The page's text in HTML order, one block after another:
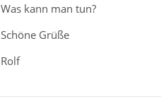
Was kann man tun?
Schöne Grüße
Rolf